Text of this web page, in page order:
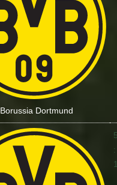
Borussia Dortmund
: